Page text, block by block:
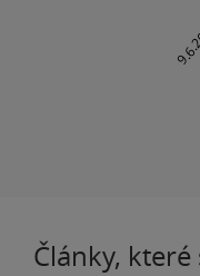
Články,